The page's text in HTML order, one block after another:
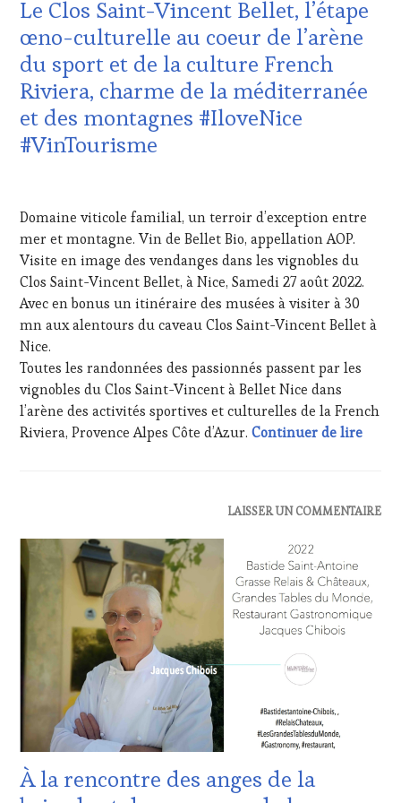
TOURISM
TOUR,
WINE
TOURISM
TOUR
MOVIE
WINETASTINGVOUCHER.COM
VIN
DE
LA
HAUTE
GASTRONOMIE
FRANÇAISE ,
OENOTOURISME,
PARTENAIRES
TERROIR,
SALONS
INTERNATIONAUX ,
VIGNOBLES,
WINE
VOUCHER,
WINE
TOURISM
FAME,
WINE
TOUR,
Le Clos Saint-Vincent Bellet, l’étape
œno-culturelle au coeur de l’arène
du sport et de la culture French
Riviera, charme de la méditerranée
et des montagnes #IloveNice
#VinTourisme
2022
Domaine viticole familial, un terroir d’exception entre
mer et montagne. Vin de Bellet Bio, appellation AOP.
Visite en image des vendanges dans les vignobles du
Clos Saint-Vincent Bellet, à Nice, Samedi 27 août 2022.
Avec en bonus un itinéraire des musées à visiter à 30
mn aux alentours du caveau Clos Saint-Vincent Bellet à
Nice.
Toutes les randonnées des passionnés passent par les
vignobles du Clos Saint-Vincent à Bellet Nice dans
l’arène des activités sportives et culturelles de la French
Riviera, Provence Alpes Côte d’Azur.Continuer de lireLe
WINE
TASTING
DOMAINE
VITICOLE,
ADHÉRENT,
TOURISME,
EDITION
VIN
ET
LAISSER UN COMMENTAIRE
À la rencontre des anges de la